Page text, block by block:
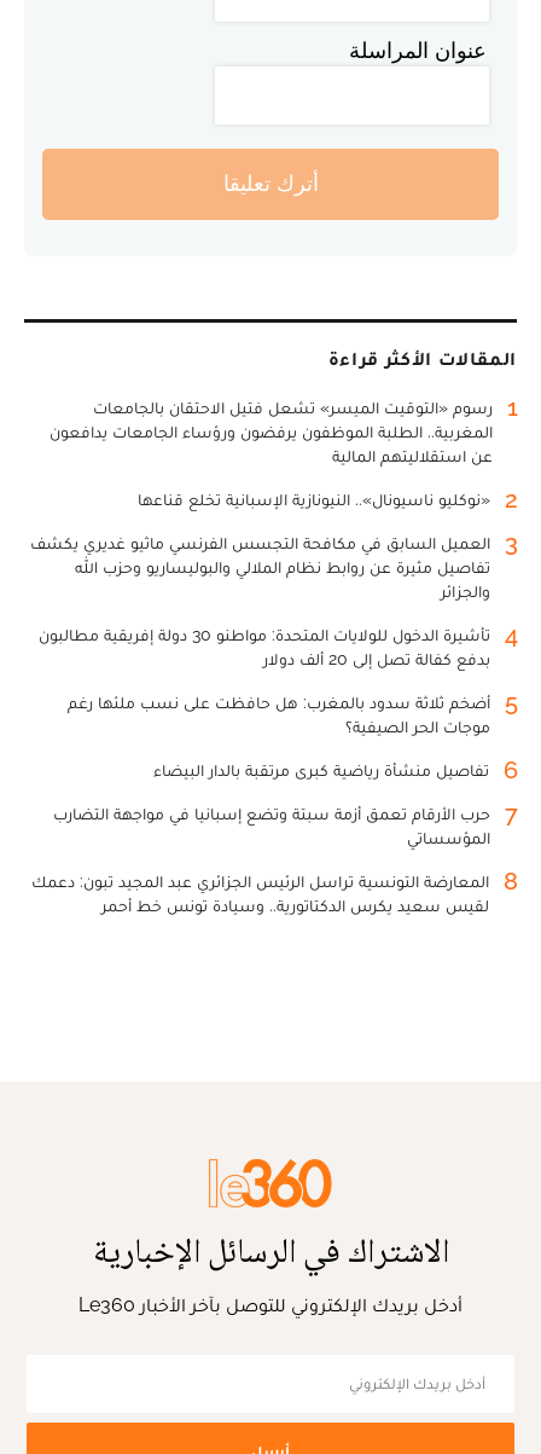
عنوان المراسلة
أترك تعليقا
المقالات الأكثر قراءة
1
رسوم «التوقيت الميسر» تشعل فتيل الاحتقان بالجامعات
المغربية.. الطلبة الموظفون يرفضون ورؤساء الجامعات يدافعون
عن استقلاليتهم المالية
2 «نوكليو ناسيونال».. النيونازية الإسبانية تخلع قناعها
3
العميل السابق في مكافحة التجسس الفرنسي ماثيو غديري يكشف
تفاصيل مثيرة عن روابط نظام الملالي والبوليساريو وحزب الله
والجزائر
4
تأشيرة الدخول للولايات المتحدة: مواطنو 30 دولة إفريقية مطالبون
بدفع كفالة تصل إلى 20 ألف دولار
5
أضخم ثلاثة سدود بالمغرب: هل حافظت على نسب ملئها رغم
موجات الحر الصيفية؟
6 تفاصيل منشأة رياضية كبرى مرتقبة بالدار البيضاء
7
حرب الأرقام تعمق أزمة سبتة وتضع إسبانيا في مواجهة التضارب
المؤسساتي
8
المعارضة التونسية تراسل الرئيس الجزائري عبد المجيد تبون: دعمك
لقيس سعيد يكرس الدكتاتورية.. وسيادة تونس خط أحمر
الاشتراك في الرسائل الإخبارية
أدخل بريدك الإلكتروني للتوصل بآخر الأخبار Le360